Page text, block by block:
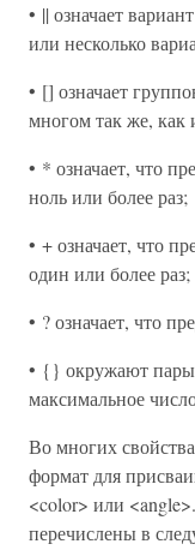
• || означает
или несколько
• [] означает
многом так же, как
• * означает, что
ноль или более раз;
• + означает, что
один или более раз;
• ? означает, что
• {} окружают
максимальное
Во многих
формат для
<color> или
перечислены в